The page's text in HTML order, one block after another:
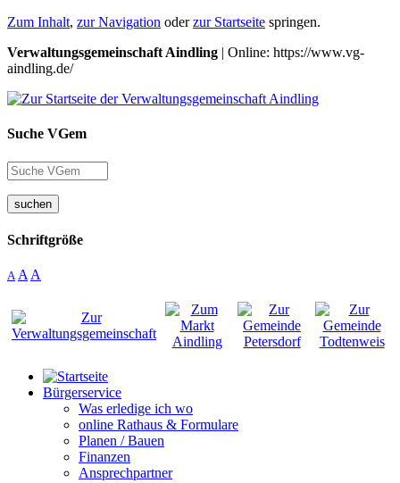
Zum Inhalt, zur Navigation oderzur Startseite springen.
Verwaltungsgemeinschaft Aindling | Online: https://www.vg-
aindling.de/
Suche VGem
suchen
Schriftgröße
A A A
Bürgerservice
Was erledige ich wo
online Rathaus & Formulare
Planen / Bauen
Finanzen
Ansprechpartner